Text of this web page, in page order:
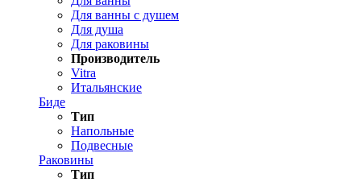
Для ванны с душем
Для душа
Для раковины
Производитель
Vitra
Итальянские
Биде
Тип
Напольные
Подвесные
Раковины
Тип